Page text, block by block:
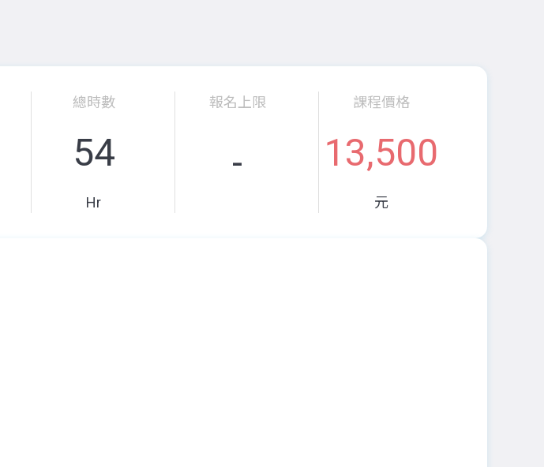
總時數
54
Hr
報名上限
-
課程價格
13,500
元